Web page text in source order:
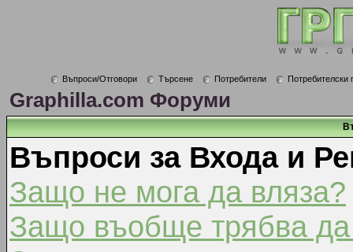
Въпроси/Отговори Търсене Потребители Потребителски
Graphilla.com Форуми
Въпроси за Входа и
Защо не мога да вляза?
Защо въобще трябва да